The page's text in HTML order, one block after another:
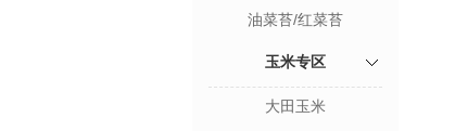
油菜苔/红菜苔
玉米专区
大田玉米